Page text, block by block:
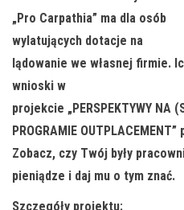
„Pro Carpathia” ma dla osób
wylatujących dotacje na
lądowanie we własnej firmie.
wnioski w
projekcie „PERSPEKTYWY NA
PROGRAMIE
Zobacz, czy Twój były
pieniądze i daj mu o tym znać.
Szczegóły projektu: